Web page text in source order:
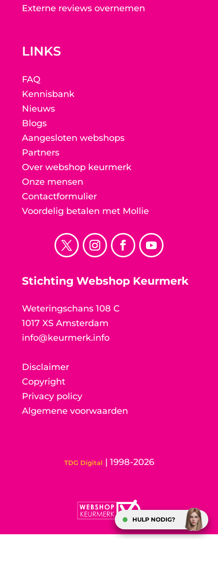
Externe reviews overnemen
LINKS
FAQ
Kennisbank
Nieuws
Blogs
Aangesloten webshops
Partners
Over webshop keurmerk
Onze mensen
Contactformulier
Voordelig betalen met Mollie
Stichting Webshop Keurmerk
Weteringschans 108 C
1017 XS Amsterdam
info@keurmerk.info
Disclaimer
Copyright
Privacy policy
Algemene voorwaarden
TDG Digital | 1998-2026
HULP NODIG?